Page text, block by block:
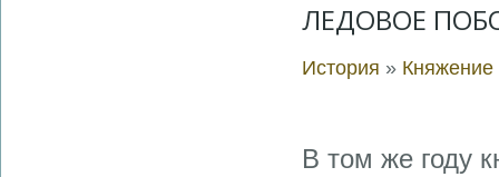
ЛЕДОВОЕ
История » Княжение
В том же году